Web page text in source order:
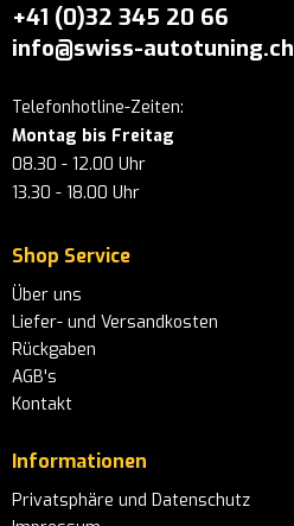
+41 (0)32 345 20 66
info@swiss-autotuning.ch
Telefonhotline-Zeiten:
Montag bis Freitag
08.30 - 12.00 Uhr
13.30 - 18.00 Uhr
Shop Service
Über uns
Liefer- und Versandkosten
Rückgaben
AGB's
Kontakt
Informationen
Privatsphäre und Datenschutz